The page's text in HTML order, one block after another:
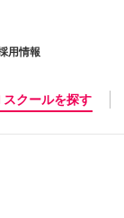
用情報
スクールを探す